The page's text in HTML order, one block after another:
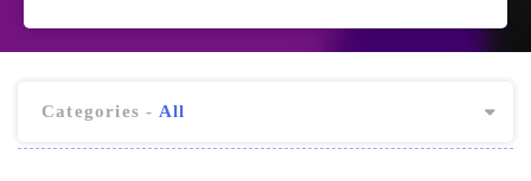
Categories - All